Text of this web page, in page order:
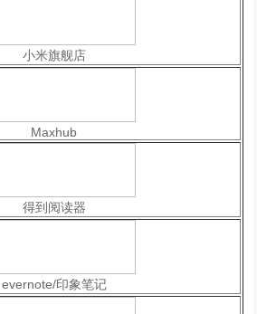
小米旗舰店
Maxhub
得到阅读器
evernote/印象笔记